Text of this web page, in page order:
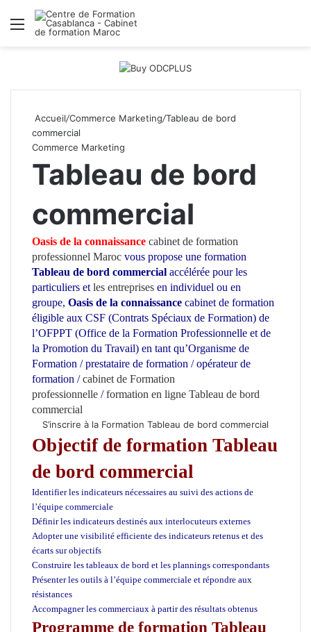
Menu
Accueil/Commerce Marketing/Tableau de bord
commercial
Commerce Marketing
Tableau de bord
commercial
Oasis de la connaissance cabinet de formation
professionnel Maroc vous propose une formation
Tableau de bord commercial accélérée pour les
particuliers et les entreprises en individuel ou en
groupe, Oasis de la connaissance cabinet de formation
éligible aux CSF (Contrats Spéciaux de Formation) de
l’OFPPT (Office de la Formation Professionnelle et de
la Promotion du Travail) en tant qu’Organisme de
Formation / prestataire de formation / opérateur de
formation /cabinet de Formation
professionnelle /formation en ligne Tableau de bord
commercial
S’inscrire à la Formation Tableau de bord commercial
Objectif de formation Tableau
de bord commercial
Identifier les indicateurs nécessaires au suivi des actions de
l’équipe commerciale
Définir les indicateurs destinés aux interlocuteurs externes
Adopter une visibilité efficiente des indicateurs retenus et des
écarts sur objectifs
Construire les tableaux de bord et les plannings correspondants
Présenter les outils à l’équipe commerciale et répondre aux
résistances
Accompagner les commerciaux à partir des résultats obtenus
Programme de formation Tableau